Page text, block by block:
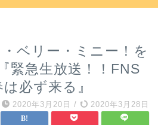
ベリー・ミニー！を
緊急生放送！！FNS
必ず来る』
2020年3月20日 / 2020年3月28日